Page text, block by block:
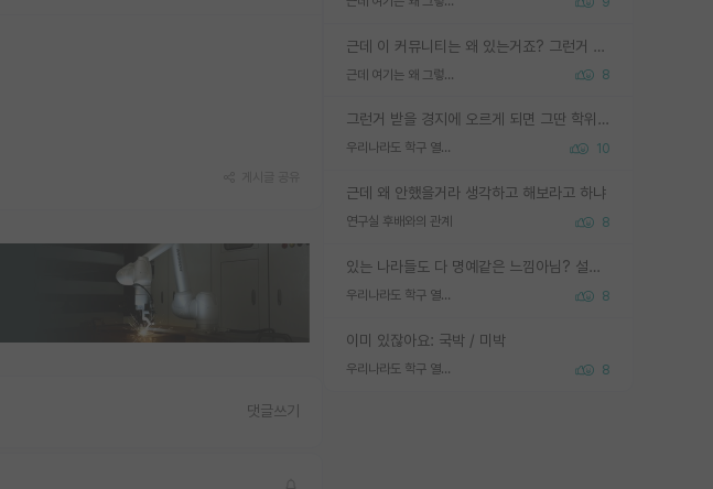
근데 이 커뮤니티는 왜 있는거죠? 그런거 쉽게 물어볼수있어서 있는거 아닌가요? 그렇게 보기 싫으면 커뮤니티도 하지마시지 그러면
근데 여기는 왜 그렇게 SPK를 물어보는거임? 8
그런거 받을 경지에 오르게 되면 그딴 학위명이 필요없음
우리나라도 학구 열풍보면 Higher Doctorate 학위가 필요하다고 봅니다. 10
근데 왜 안했을거라 생각하고 해보라고 하냐
연구실 후배와의 관계 8
있는 나라들도 다 명예같은 느낌아님? 설마 박사끼리 등급나눠서 학위수여하자 같은 헛소리는 아니지? ㅋㅋ
우리나라도 학구 열풍보면 Higher Doctorate 학위가 필요하다고 봅니다. 8
이미 있잖아요: 국박 / 미박
우리나라도 학구 열풍보면 Higher Doctorate 학위가 필요하다고 봅니다. 8
댓글쓰기